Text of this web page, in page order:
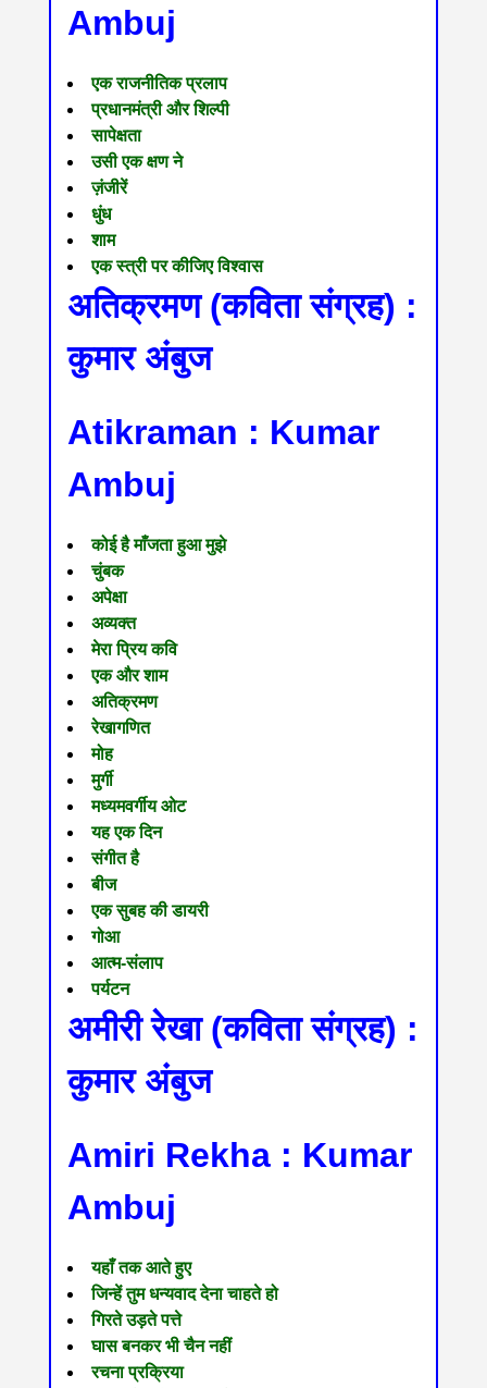
Ambuj
एक राजनीतिक प्रलाप
प्रधानमंत्री और शिल्पी
सापेक्षता
उसी एक क्षण ने
ज़ंजीरें
धुंध
शाम
एक स्त्री पर कीजिए विश्वास
अतिक्रमण (कविता संग्रह) :
कुमार अंबुज
Atikraman : Kumar
Ambuj
कोई है माँजता हुआ मुझे
चुंबक
अपेक्षा
अव्यक्त
मेरा प्रिय कवि
एक और शाम
अतिक्रमण
रेखागणित
मोह
मुर्गी
मध्यमवर्गीय ओट
यह एक दिन
संगीत है
बीज
एक सुबह की डायरी
गोआ
आत्म-संलाप
पर्यटन
अमीरी रेखा (कविता संग्रह) :
कुमार अंबुज
Amiri Rekha : Kumar
Ambuj
यहाँ तक आते हुए
जिन्हें तुम धन्यवाद देना चाहते हो
गिरते उड़ते पत्ते
घास बनकर भी चैन नहीं
रचना प्रक्रिया